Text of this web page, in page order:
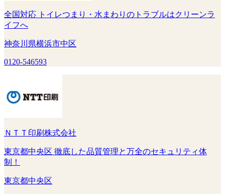
全国対応 トイレつまり・水まわりのトラブルはクリーンラ
イフへ
神奈川県横浜市中区
0120-546593
ＮＴＴ印刷株式会社
東京都中央区 徹底した品質管理と万全のセキュリティ体
制！
東京都中央区